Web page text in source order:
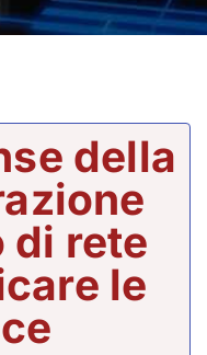
della
rete
le